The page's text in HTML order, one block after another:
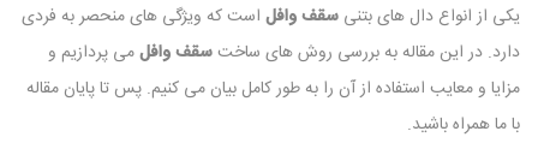
یکی از انواع دال های بتنی سقف وافل است که ویژگی های منحصر به فردی
دارد. در این مقاله به بررسی روش های ساختسقف وافلمی پردازیم و
مزایا و معایب استفاده از آن را به طور کامل بیان می کنیم. پس تا پایان مقاله
با ما همراه باشید.